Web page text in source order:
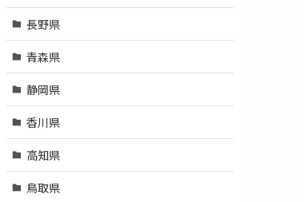
長野県
青森県
静岡県
香川県
高知県
鳥取県